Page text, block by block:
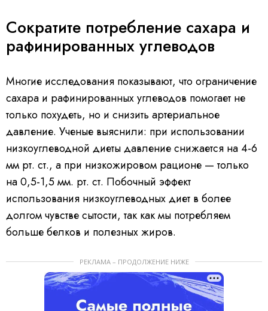
Сократите потребление сахара и
рафинированных углеводов
Многие исследования показывают, что ограничение
сахара и рафинированных углеводов помогает не
только похудеть, но и снизить артериальное
давление. Ученые выяснили: при использовании
низкоуглеводной диеты давление снижается на 4-6
мм рт. ст., а при низкожировом рационе — только
на 0,5-1,5 мм. рт. ст. Побочный эффект
использования низкоуглеводных диет в более
долгом чувстве сытости, так как мы потребляем
больше белков и полезных жиров.
РЕКЛАМА – ПРОДОЛЖЕНИЕ НИЖЕ